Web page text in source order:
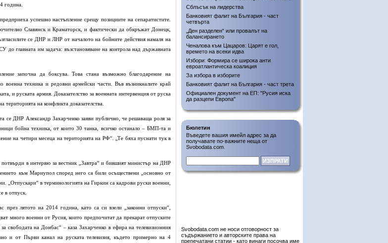
година.
успешно настъпление срещу позициите на сепаратистите.
Славянск и Краматорск, и фактически да обкръжат Донецк,
се ДНР и ЛНР от началото на бойните действия намаля на
до главната им задача: възстановяване на контрола над държавната
започна да боксува. Това стана възможно благодарение на
техника и редовни армейски части. Във възникналите край
и руската армия. Доказателство за военната интервенция от руска
територията на конфликта доказателства.
се ДНР Александр Захарченко заяви публично, че решаваща роля за
бойна техника, от които 30 танка, всичко останало – БМП-та и
на четири месеца на територията на РФ“. „Те бяха пуснати тук в
в интервю за вестник „Завтра“ и бившият министър на ДНР
към Мариупол според него са били осъществени „основно от
„Отпускари“ в терминологията на Гиркин са кадрови руски военни,
в отпуск.
лятото на 2014 година, като са си взели „законни отпуски“,
много военни от Русия, които предпочитат да прекарат отпуските
свободата на Донбас“ – каза Захарченко в ефира на телевизионния
и от Първи канал на руската телевизия, където примерно на 4
Сблъсък на лидерства
Банковият фалит на България - част
четвърта
„Ден разделен“ или провалът на
балансирането
Ченалова към Цацаров: Царят е гол,
времето на всеки идва
Избори: Формира се широка анти
евроатлантическа коалиция
За избора в изборите
Банковият фалит на България - част трета
Официален документ на ЕП: "Русия иска
да разцепи Европа"
Бюлетин
Въведете вашия имейл адрес за да
получавате по-важните неща от
Svobodata.com.
Svobodata.com не носи отговорност за
съдържанието и авторските права на
препечатани статии - като винаги посочва име